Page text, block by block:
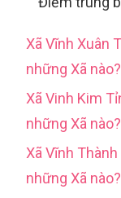
Xã Vĩnh Xuân
những Xã nào?
Xã Vinh Kim
những Xã nào?
Xã Vĩnh
những Xã nào?